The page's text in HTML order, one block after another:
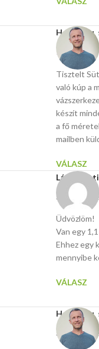
Hasito.hu
Tisztelt
való kúp a
készít
a fő
mailben
VÁLASZ
László
augusztus
Üdvözlöm!
Van egy
Ehhez egy
mennyibe
VÁLASZ
Hasito.hu
augusztus